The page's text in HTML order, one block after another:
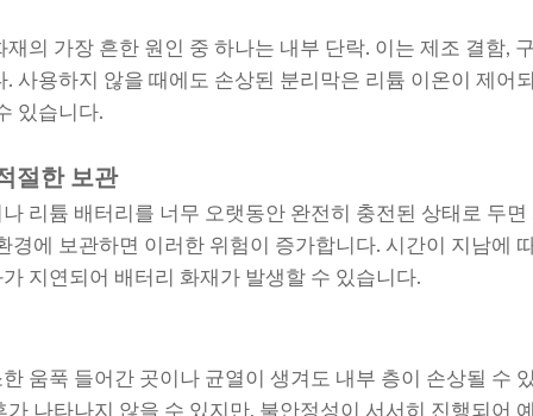
의 가장 흔한 원인 중 하나는 내부 단락. 이는 제조 결함,
. 사용하지 않을 때에도 손상된 분리막은 리튬 이온이 제어
있습니다.
절한 보관
리튬 배터리를 너무 오랫동안 완전히 충전된 상태로 두
경에 보관하면 이러한 위험이 증가합니다. 시간이 지남에
지연되어 배터리 화재가 발생할 수 있습니다.
움푹 들어간 곳이나 균열이 생겨도 내부 층이 손상될 수
가 나타나지 않을 수 있지만, 불안정성이 서서히 진행되어